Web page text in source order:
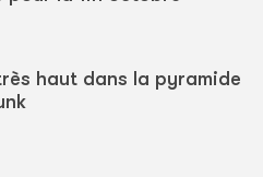
haut dans la pyramide